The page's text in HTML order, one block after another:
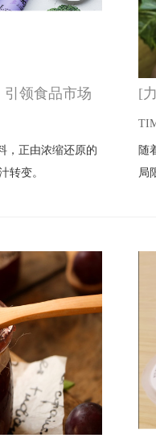
引领食品市场
，正由浓缩还原的
转变。
[
随
局